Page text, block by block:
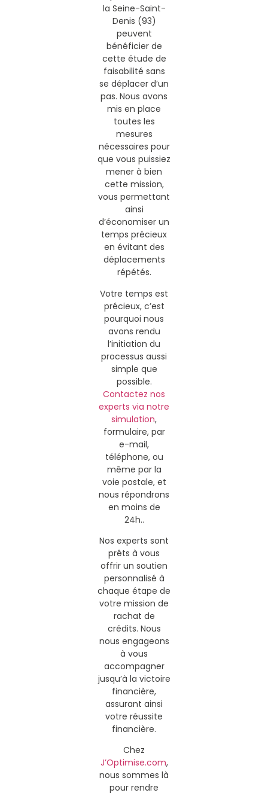
la Seine-Saint-
Denis (93)
peuvent
bénéficier de
cette étude de
faisabilité sans
se déplacer d’un
pas. Nous avons
mis en place
toutes les
mesures
nécessaires pour
que vous puissiez
mener à bien
cette mission,
vous permettant
ainsi
d’économiser un
temps précieux
en évitant des
déplacements
répétés.
Votre temps est
précieux, c’est
pourquoi nous
avons rendu
l’initiation du
processus aussi
simple que
possible.
Contactez nos
experts via notre
simulation,
formulaire, par
e-mail,
téléphone, ou
même par la
voie postale, et
nous répondrons
en moins de
24h..
Nos experts sont
prêts à vous
offrir un soutien
personnalisé à
chaque étape de
votre mission de
rachat de
crédits. Nous
nous engageons
à vous
accompagner
jusqu’à la victoire
financière,
assurant ainsi
votre réussite
financière.
Chez
J’Optimise.com,
nous sommes là
pour rendre